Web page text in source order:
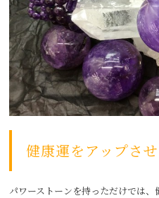
健康運をアップさ
パワーストーンを持っただけでは、